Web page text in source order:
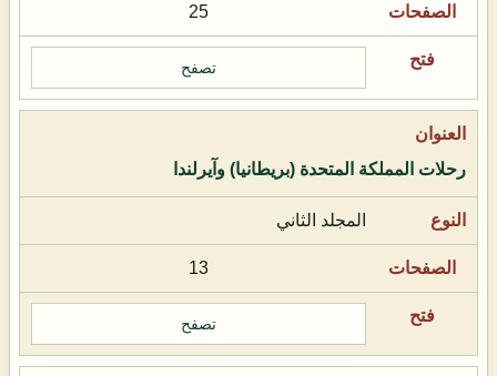
25
تصفح
رحلات المملكة المتحدة (بريطانيا) وآيرلندا
المجلد الثاني
13
تصفح